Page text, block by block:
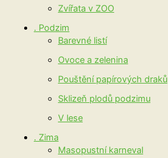
Zvířata v ZOO
. Podzim
Barevné listí
Ovoce a zelenina
Pouštění papírových draků
Sklizeň plodů podzimu
V lese
. Zima
Masopustní karneval